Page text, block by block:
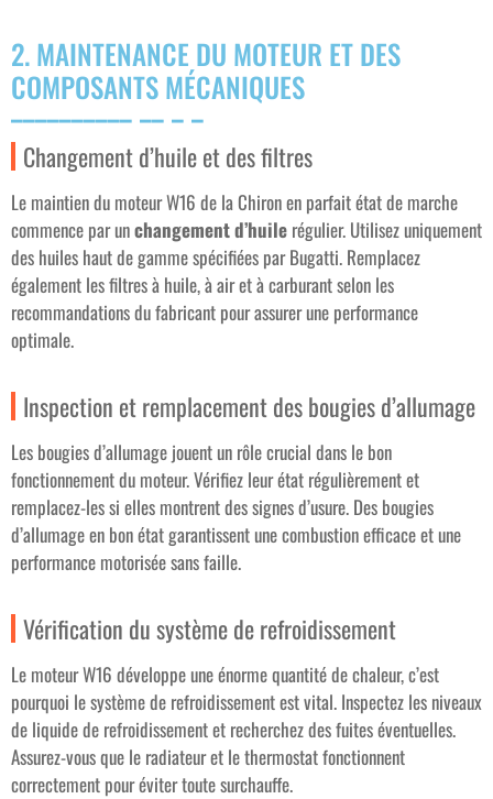
2. MAINTENANCE DU MOTEUR ET DES
COMPOSANTS MÉCANIQUES
Changement d’huile et des filtres
Le maintien du moteur W16 de la Chiron en parfait état de marche
commence par unchangement d’huile régulier. Utilisez uniquement
des huiles haut de gamme spécifiées par Bugatti. Remplacez
également les filtres à huile, à air et à carburant selon les
recommandations du fabricant pour assurer une performance
optimale.
Inspection et remplacement des bougies d’allumage
Les bougies d’allumage jouent un rôle crucial dans le bon
fonctionnement du moteur. Vérifiez leur état régulièrement et
remplacez-les si elles montrent des signes d’usure. Des bougies
d’allumage en bon état garantissent une combustion efficace et une
performance motorisée sans faille.
Vérification du système de refroidissement
Le moteur W16 développe une énorme quantité de chaleur, c’est
pourquoi le système de refroidissement est vital. Inspectez les niveaux
de liquide de refroidissement et recherchez des fuites éventuelles.
Assurez-vous que le radiateur et le thermostat fonctionnent
correctement pour éviter toute surchauffe.